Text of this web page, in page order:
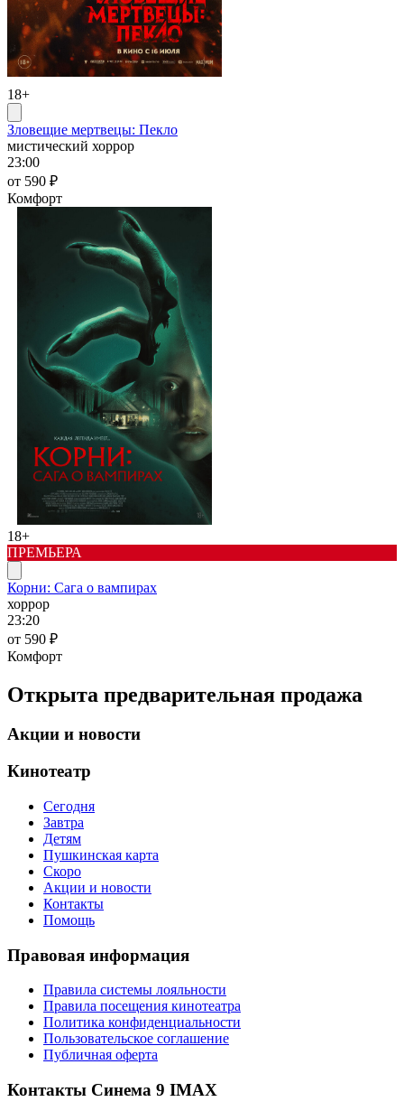
18+
Зловещие мертвецы: Пекло
мистический хоррор
23:00
от 590 ₽
Комфорт
18+
ПРЕМЬЕРА
Корни: Сага о вампирах
хоррор
23:20
от 590 ₽
Комфорт
Открыта предварительная продажа
Акции и новости
Кинотеатр
Сегодня
Завтра
Детям
Пушкинская карта
Скоро
Акции и новости
Контакты
Помощь
Правовая информация
Правила системы лояльности
Правила посещения кинотеатра
Политика конфиденциальности
Пользовательское соглашение
Публичная оферта
Контакты Синема 9 IMAX